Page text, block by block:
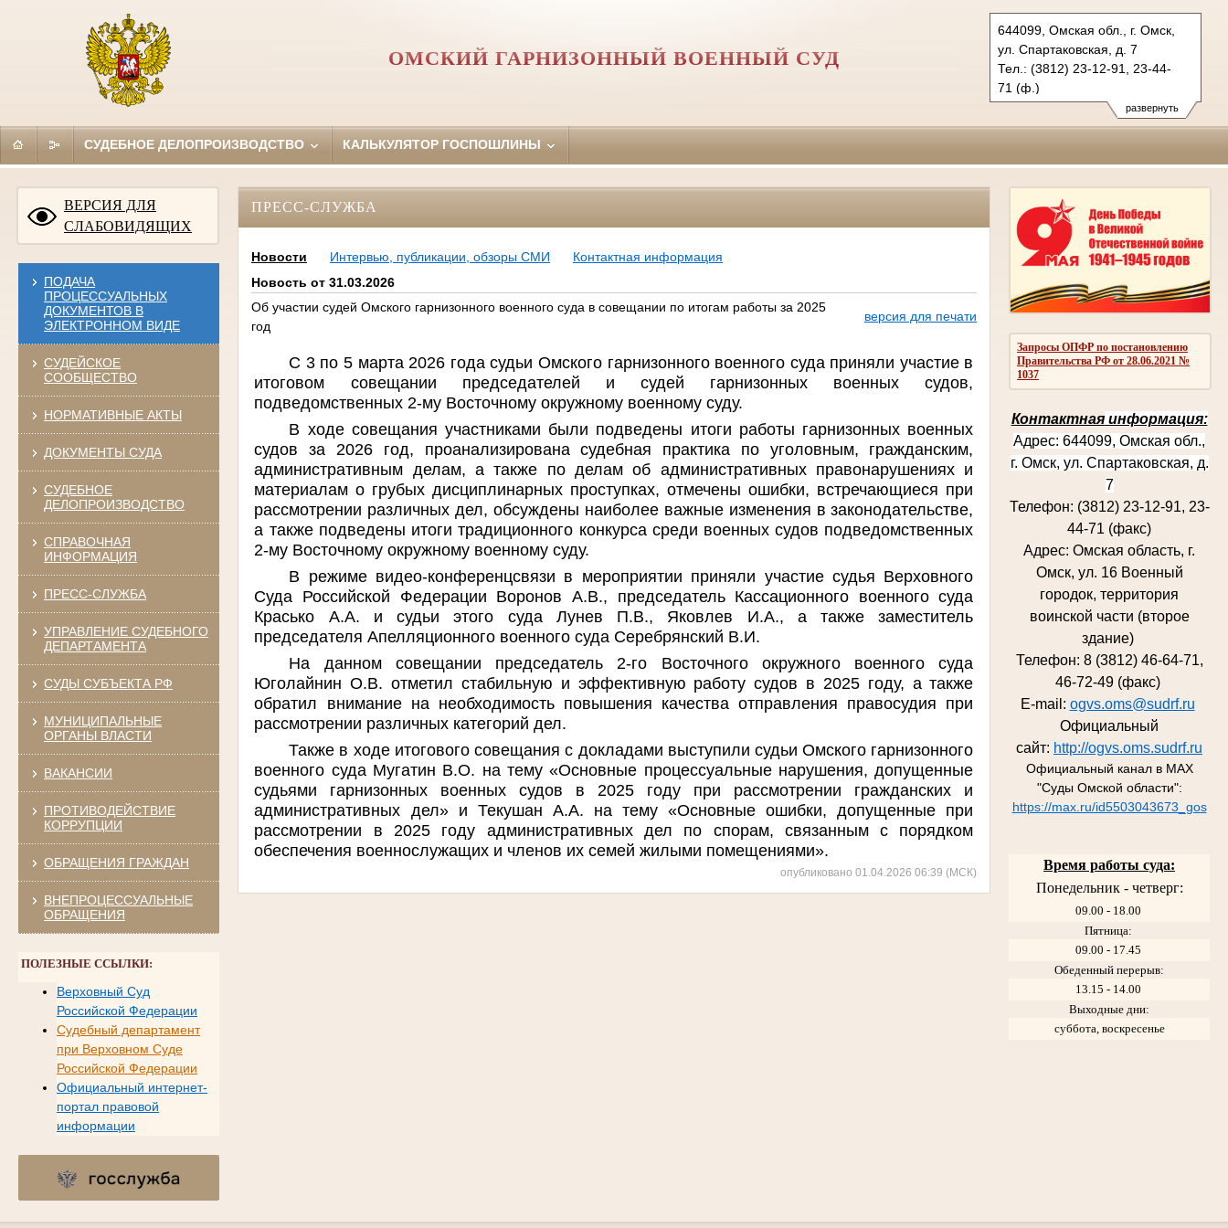
развернуть
644099, Омская обл., г. Омск,
ул. Спартаковская, д. 7
Тел.: (3812) 23-12-91, 23-44-
71 (ф.)
ogvs.oms@sudrf.ru
схема проезда
ОМСКИЙ ГАРНИЗОННЫЙ ВОЕННЫЙ СУД
СУДЕБНОЕ ДЕЛОПРОИЗВОДСТВО КАЛЬКУЛЯТОР ГОСПОШЛИНЫ
ВЕРСИЯ ДЛЯ
СЛАБОВИДЯЩИХ
ПОДАЧА
ПРОЦЕССУАЛЬНЫХ
ДОКУМЕНТОВ В
ЭЛЕКТРОННОМ ВИДЕ
СУДЕЙСКОЕ
СООБЩЕСТВО
НОРМАТИВНЫЕ АКТЫ
ДОКУМЕНТЫ СУДА
СУДЕБНОЕ
ДЕЛОПРОИЗВОДСТВО
СПРАВОЧНАЯ
ИНФОРМАЦИЯ
ПРЕСС-СЛУЖБА
УПРАВЛЕНИЕ СУДЕБНОГО
ДЕПАРТАМЕНТА
СУДЫ СУБЪЕКТА РФ
МУНИЦИПАЛЬНЫЕ
ОРГАНЫ ВЛАСТИ
ВАКАНСИИ
ПРОТИВОДЕЙСТВИЕ
КОРРУПЦИИ
ОБРАЩЕНИЯ ГРАЖДАН
ВНЕПРОЦЕССУАЛЬНЫЕ
ОБРАЩЕНИЯ
ПОЛЕЗНЫЕ ССЫЛКИ:
Верховный Суд
Российской Федерации
Судебный департамент
при Верховном Суде
Российской Федерации
Официальный интернет-
портал правовой
информации
Запросы ОПФР по постановлению
Правительства РФ от 28.06.2021 №
1037
Контактнаяинформация:
Адрес: 644099, Омская обл.,
г. Омск, ул. Спартаковская, д.
7
Телефон: (3812) 23-12-91, 23-
44-71 (факс)
Адрес: Омская область, г.
Омск, ул. 16 Военный
городок, территория
воинской части (второе
здание)
Телефон: 8 (3812) 46-64-71,
46-72-49 (факс)
E-mail: ogvs.oms@sudrf.ru
Официальный
сайт: http://ogvs.oms.sudrf.ru
Официальный канал в MAX
"Суды Омской области":
https://max.ru/id5503043673_gos
Время работы суда:
Понедельник - четверг:
09.00 - 18.00
Пятница:
09.00 - 17.45
Обеденный перерыв:
13.15 - 14.00
Выходные дни:
суббота, воскресенье
ПРЕСС-СЛУЖБА
Новости Интервью, публикации, обзоры СМИ
Контактная информация
Новость от 31.03.2026
Об участии судей Омского гарнизонного военного суда в совещании по итогам работы за 2025
год
версия для печати
С 3 по 5 марта 2026 года судьи Омского гарнизонного военного суда приняли участие в
итоговом совещании председателей и судей гарнизонных военных судов,
подведомственных 2-му Восточному окружному военному суду.
В ходе совещания участниками были подведены итоги работы гарнизонных военных
судов за 2026 год, проанализирована судебная практика по уголовным, гражданским,
административным делам, а также по делам об административных правонарушениях и
материалам о грубых дисциплинарных проступках, отмечены ошибки, встречающиеся при
рассмотрении различных дел, обсуждены наиболее важные изменения в законодательстве,
а также подведены итоги традиционного конкурса среди военных судов подведомственных
2-му Восточному окружному военному суду.
В режиме видео-конференцсвязи в мероприятии приняли участие судья Верховного
Суда Российской Федерации Воронов А.В., председатель Кассационного военного суда
Красько А.А. и судьи этого суда Лунев П.В., Яковлев И.А., а также заместитель
председателя Апелляционного военного суда Серебрянский В.И.
На данном совещании председатель 2-го Восточного окружного военного суда
Юголайнин О.В. отметил стабильную и эффективную работу судов в 2025 году, а также
обратил внимание на необходимость повышения качества отправления правосудия при
рассмотрении различных категорий дел.
Также в ходе итогового совещания с докладами выступили судьи Омского гарнизонного
военного суда Мугатин В.О. на тему «Основные процессуальные нарушения, допущенные
судьями гарнизонных военных судов в 2025 году при рассмотрении гражданских и
административных дел» и Текушан А.А. на тему «Основные ошибки, допущенные при
рассмотрении в 2025 году административных дел по спорам, связанным с порядком
обеспечения военнослужащих и членов их семей жилыми помещениями».
опубликовано 01.04.2026 06:39 (МСК)